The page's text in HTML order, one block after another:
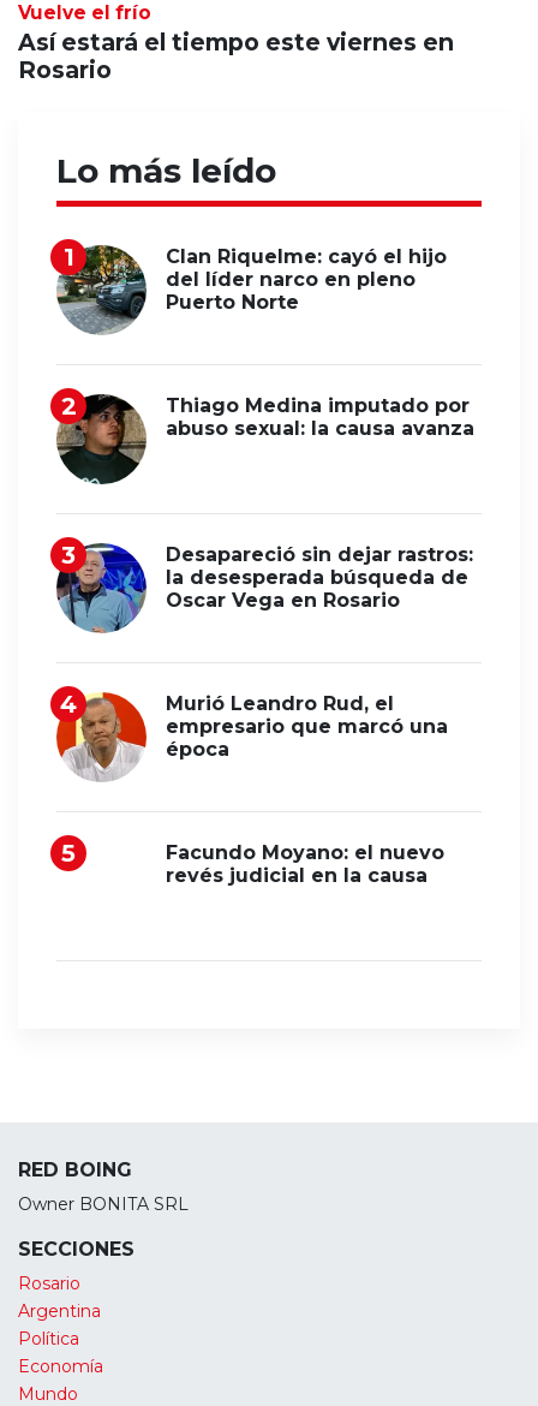
Vuelve el frío
Así estará el tiempo este viernes en
Rosario
Lo más leído
Clan Riquelme: cayó el hijo
del líder narco en pleno
Puerto Norte
Thiago Medina imputado por
abuso sexual: la causa avanza
Desapareció sin dejar rastros:
la desesperada búsqueda de
Oscar Vega en Rosario
Murió Leandro Rud, el
empresario que marcó una
época
Facundo Moyano: el nuevo
revés judicial en la causa
RED BOING
Owner BONITA SRL
SECCIONES
Rosario
Argentina
Política
Economía
Mundo